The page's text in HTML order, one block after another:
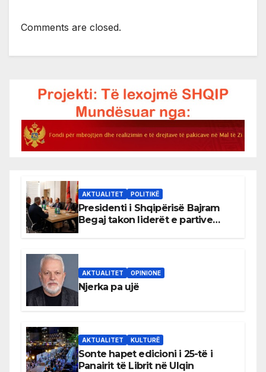
Comments are closed.
AKTUALITET POLITIKË
Presidenti i Shqipërisë Bajram
Begaj takon liderët e partive
AKTUALITET OPINIONE
Njerka pa ujë
AKTUALITET KULTURË
Sonte hapet edicioni i 25-të i
Panairit të Librit në Ulqin